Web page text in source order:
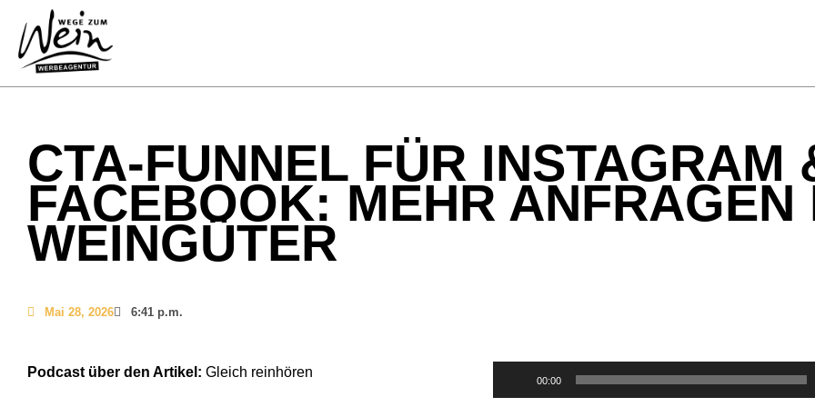
CTA-FUNNEL FÜR INSTAGRAM
FACEBOOK: MEHR ANFRAGEN
WEINGÜTER
Mai 28, 2026 6:41 p.m.
Podcast über den Artikel: Gleich reinhören
Player
00:00